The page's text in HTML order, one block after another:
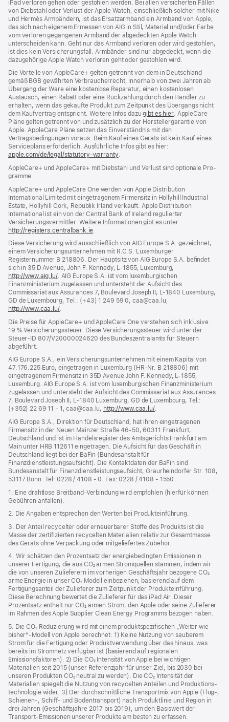
iPad verloren gehen oder gestohlen werden. Bei allen versicherten Fällen
von Diebstahl oder Verlust der Apple Watch, einschließlich solcher mit Nike
und Hermès Armbändern, ist das Ersatzarmband ein Armband von Apple,
das sich nach eigenem Ermessen von AIG in Stil, Material und/oder Farbe
vom verloren gegangenen Armband der abgedeckten Apple Watch
unterscheiden kann. Geht nur das Armband verloren oder wird gestohlen,
ist dies kein Versicherungsfall. Armbänder sind nur abgedeckt, wenn die
dazugehörige Apple Watch verloren geht oder gestohlen wird.
Die Vorteile von AppleCare+ gelten getrennt von dem in Deutschland
gemäß BGB gewährten Verbraucher­recht, inner­halb von zwei Jahren ab
Übergang der Ware eine kosten­lose Reparatur, einen kosten­losen
Austausch, einen Rabatt oder eine Rück­zahlung durch den Händler zu
erhalten, wenn das gekaufte Produkt zum Zeit­punkt des Übergangs nicht
dem Kauf­vertrag ent­spricht. Weitere Infos dazugibt es hier(Öffnet
ein
Fenster)
. AppleCare
Pläne gelten getrennt von und zu­sätz­lich zu der Hersteller­garantie von
Apple. AppleCare Pläne setzen das Einverständnis mit den
Vertragsbedingungen voraus. Beim Kauf eines Geräts ist kein Kauf eines
Serviceplans erfor­der­lich. Ausführliche Infos gibt es hier:
apple.com/de/legal/statutory-warranty(Öffnet
neues
.
AppleCare+ und AppleCare+ mit Dieb­stahl und Verlust sind optionale Pro­
gramme.
AppleCare+ und AppleCare One werden von Apple Distribution
International Limited mit eingetragenem Firmensitz in Hollyhill Industrial
Estate, Hollyhill Cork, Republik Irland verkauft. Apple Distribution
International ist ein von der Central Bank of Ireland regulierter
Versicherungsvermittler. Weitere Informationen gibt es unter
http://registers.centralbank.ie
neues
Fenster)
Diese Versicherung wird ausschließlich von AIG Europe S.A. gezeichnet,
einem Versicherungsunternehmen mit R.C.S. Luxemburger
Registernummer B 218806. Der Hauptsitz von AIG Europe S.A. befindet
sich in 35 D Avenue, John F. Kennedy, L‑1855, Luxemburg,
http://www.aig.lu/(Öffnet
ein
neues
Fenster)
. AIG Europe S.A. ist vom luxemburgischen
Finanzministerium zugelassen und untersteht der Aufsicht des
Commissariat aux Assurances 7, Boulevard Joseph II, L‑1840 Luxemburg,
GD de Luxembourg, Tel.: (+43) 1 249 59 0, caa@caa.lu,
http://www.caa.lu/(Öffnet
neues
Fenster)
.
Die Preise für AppleCare+ und AppleCare One verstehen sich inklusive
19 % Versicherungssteuer. Diese Versicherungssteuer wird unter der
Steuer‑ID 807/V20000024620 des Bundeszentralamts für Steuern
abgeführt.
AIG Europe S.A., ein Versicherungsunternehmen mit einem Kapital von
47.176.225 Euro, eingetragen in Luxemburg (HR-Nr. B 218806) mit
eingetragenem Firmensitz in 35D Avenue John F. Kennedy, L-1855,
Luxemburg. AIG Europe S.A. ist vom luxemburgischen Finanzministerium
zugelassen und untersteht der Aufsicht des Commissariat aux Assurances
7, Boulevard Joseph II, L‑1840 Luxemburg, GD de Luxembourg, Tel.:
(+352) 22 69 11 - 1, caa@caa.lu, http://www.caa.lu/(Öffnet
neues
Fenster)
.
AIG Europe S.A., Direktion für Deutschland, hat ihren eingetragenen
Firmensitz in der Neuen Mainzer Straße 46‑50, 60311 Frankfurt,
Deutschland und ist im Handelsregister des Amtsgerichts Frankfurt am
Main unter HRB 112611 eingetragen. Die Aufsicht für das Geschäft in
Deutschland liegt bei der BaFin (Bundesanstalt für
Finanzdienstleistungsaufsicht). Die Kontaktdaten der BaFin sind
Bundesanstalt für Finanzdienstleistungsaufsicht, Graurheindorfer Str. 108,
53117 Bonn. Tel: 0228 / 4108 - 0. Fax: 0228 / 4108 - 1550.
1. Eine drahtlose Breitband-Verbindung wird empfohlen (hierfür können
Gebühren anfallen).
2. Die Angaben entsprechen den Werten bei Produkteinführung.
3. Der Anteil recycelter oder erneuerbarer Stoffe des Produkts ist die
Masse der zertifizierten recycelten Materialien relativ zur Gesamtmasse
des Geräts ohne Verpackung oder mitgeliefertes Zubehör.
4. Wir schätzen den Prozentsatz der energiebedingten Emissionen in
unserer Fertigung, die aus CO₂ armen Stromquellen stammen, indem wir
die von unseren Zulieferern im vorherigen Geschäftsjahr bezogene CO₂
arme Energie in unser CO₂ Modell einbeziehen, basierend auf dem
Fertigungsanteil der Zulieferer zum Zeitpunkt der Produkt­einführung.
Diese Berechnung bewertet die Zulieferer für das iPad Air. Dieser
Prozentsatz enthält nur CO₂ armen Strom, den Apple oder seine Zulieferer
im Rahmen des Apple Supplier Clean Energy Programms bezogen haben.
5. Die CO₂ Reduzierung wird mit einem produktspezifischen „Weiter wie
bisher“-Modell von Apple berechnet: 1) Keine Nutzung von sauberem
Strom für die Fertigung oder Produktverwendung über das hinaus, was
bereits im Stromnetz verfügbar ist (basierend auf regionalen
Emissionsfaktoren). 2) Die CO₂ Intensität von Apple bei wichtigen
Materialien seit 2015 (unser Referenzjahr für unser Ziel, bis 2030 bei
unseren Produkten CO₂ neutral zu werden). Die CO₂ Intensität der
Materialien spiegelt die Nutzung von recycelten Anteilen und Produktions­
technologie wider. 3) Der durchschnittliche Transportmix von Apple (Flug‑,
Schienen‑, Schiff‑ und Bodentransport) nach Produktlinie und Region in
drei Jahren (Geschäftsjahre 2017 bis 2019), um den Basiswert der
Transport-Emissionen unserer Produkte am besten zu erfassen.